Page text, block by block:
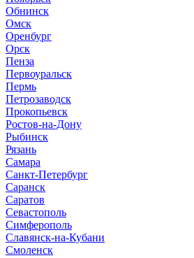
Обнинск
Омск
Оренбург
Орск
Пенза
Первоуральск
Пермь
Петрозаводск
Прокопьевск
Ростов-на-Дону
Рыбинск
Рязань
Самара
Санкт-Петербург
Саранск
Саратов
Севастополь
Симферополь
Славянск-на-Кубани
Смоленск